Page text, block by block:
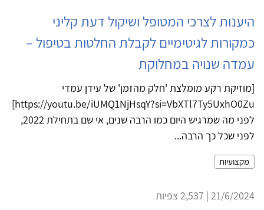
היענות לצרכי המטופל ושיקול דעת קליני
כמקורות לגיטימיים לקבלת החלטות בטיפול –
עמדה שנויה במחלוקת
[מוזיקת רקע מומלצת 'חלק מהזמן' של עידן עמדי
https://youtu.be/iUMQ1NjHsqY?si=VbXTl7Ty5UxhO0Zu]
לפני מה שמרגיש היום כמו הרבה שנים, אי שם בתחילת 2022,
לפני שכל כך הרבה...
מקצועיות
21/6/2024 | 2,537 צפיות